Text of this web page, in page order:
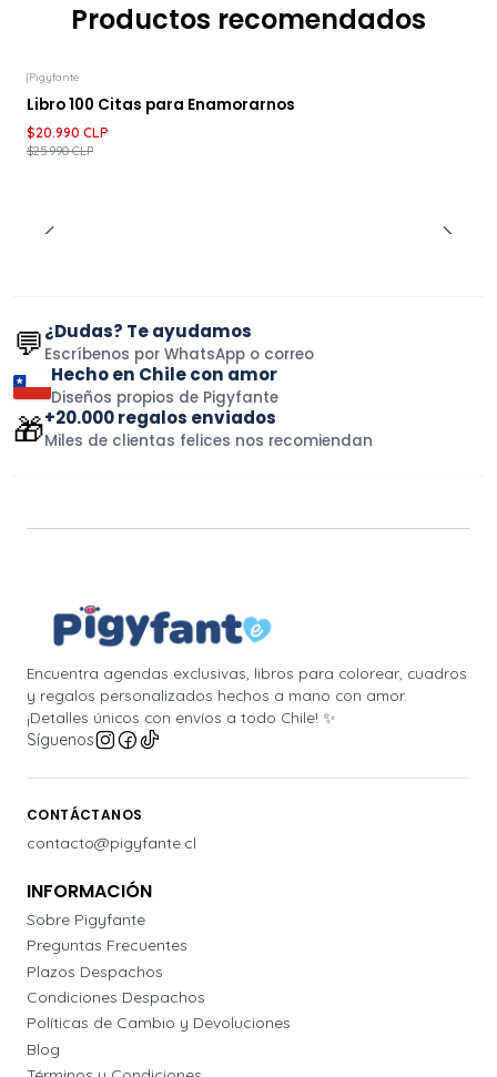
Productos recomendados
-19%DESCUENTO
|Pigyfante
Libro 100 Citas para Enamorarnos
$20.990 CLP
$25.990 CLP
💬¿Dudas? Te ayudamos
Escríbenos por WhatsApp o correo
Hecho en Chile con amor
Diseños propios de Pigyfante
🎁+20.000 regalos enviados
Miles de clientas felices nos recomiendan
Encuentra agendas exclusivas, libros para colorear, cuadros
y regalos personalizados hechos a mano con amor.
¡Detalles únicos con envíos a todo Chile! ✨
Síguenos
CONTÁCTANOS
contacto@pigyfante.cl
INFORMACIÓN
Sobre Pigyfante
Preguntas Frecuentes
Plazos Despachos
Condiciones Despachos
Políticas de Cambio y Devoluciones
Blog